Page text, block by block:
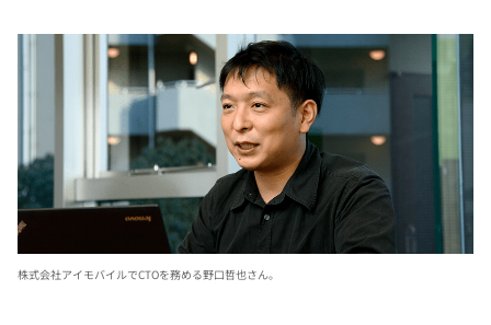
株式会社アイモバイルでCTOを務める野口哲也さん。